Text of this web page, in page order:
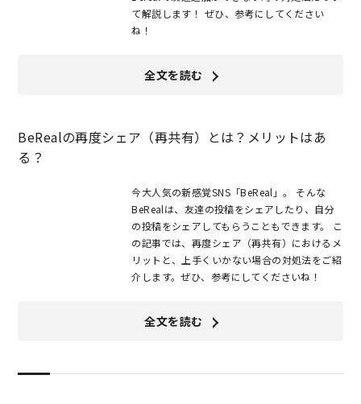
て解説します！ ぜひ、参考にしてください
ね！
全文を読む
BeRealの再度シェア（再共有）とは？メリットはあ
る？
今大人気の新感覚SNS「BeReal」。 そんな
BeRealは、友達の投稿をシェアしたり、自分
の投稿をシェアしてもらうこともできます。 こ
の記事では、再度シェア（再共有）におけるメ
リットと、上手くいかない場合の対処法をご紹
介します。ぜひ、参考にしてくださいね！
全文を読む